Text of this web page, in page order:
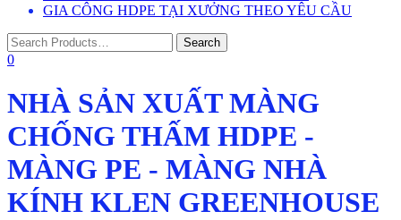
GIA CÔNG HDPE TẠI XƯỞNG THEO YÊU CẦU
0
NHÀ SẢN XUẤT MÀNG
CHỐNG THẤM HDPE -
MÀNG PE - MÀNG NHÀ
KÍNH KLEN GREENHOUSE